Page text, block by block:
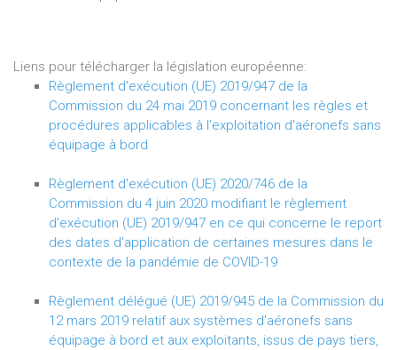
Liens pour télécharger la législation européenne:
Règlement d'exécution (UE) 2019/947 de la
Commission du 24 mai 2019 concernant les règles et
procédures applicables à l'exploitation d'aéronefs sans
équipage à bord
Règlement d'exécution (UE) 2020/746 de la
Commission du 4 juin 2020 modifiant le règlement
d’exécution (UE) 2019/947 en ce qui concerne le report
des dates d’application de certaines mesures dans le
contexte de la pandémie de COVID-19
Règlement délégué (UE) 2019/945 de la Commission du
12 mars 2019 relatif aux systèmes d'aéronefs sans
équipage à bord et aux exploitants, issus de pays tiers,